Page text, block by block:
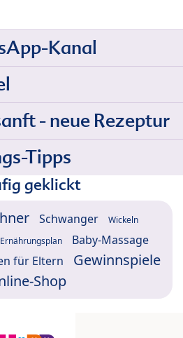
Kanal
- neue Rezeptur
Tipps
geklickt
Schwanger Wickeln
Ernährungsplan Baby-Massage
für Eltern
Gewinnspiele
Shop